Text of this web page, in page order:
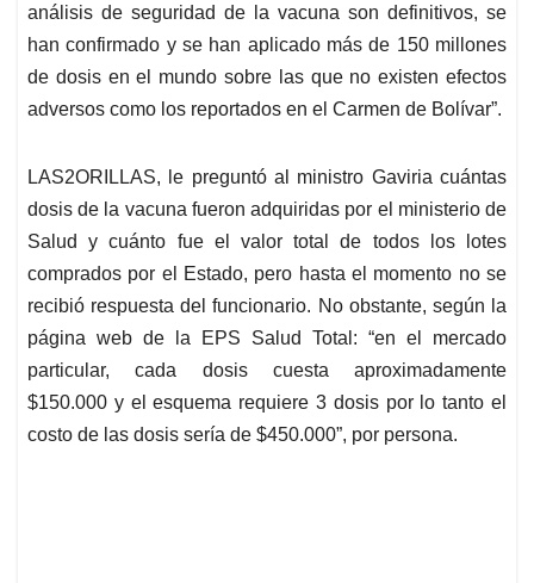
análisis de seguridad de la vacuna son definitivos, se
han confirmado y se han aplicado más de 150 millones
de dosis en el mundo sobre las que no existen efectos
adversos como los reportados en el Carmen de Bolívar”.
LAS2ORILLAS, le preguntó al ministro Gaviria cuántas
dosis de la vacuna fueron adquiridas por el ministerio de
Salud y cuánto fue el valor total de todos los lotes
comprados por el Estado, pero hasta el momento no se
recibió respuesta del funcionario. No obstante, según la
página web de la EPS Salud Total: “en el mercado
particular, cada dosis cuesta aproximadamente
$150.000 y el esquema requiere 3 dosis por lo tanto el
costo de las dosis sería de $450.000”, por persona.